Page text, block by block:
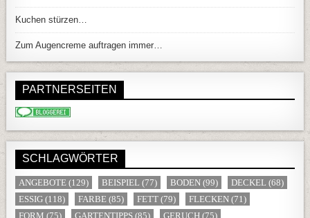
Kuchen stürzen…
Zum Augencreme auftragen immer…
PARTNERSEITEN
SCHLAGWÖRTER
ANGEBOTE (129) BEISPIEL (77) BODEN (99) DECKEL (68)
ESSIG (118) FARBE (85) FETT (79) FLECKEN (71)
FORM (75) GARTENTIPPS (85) GERUCH (75)